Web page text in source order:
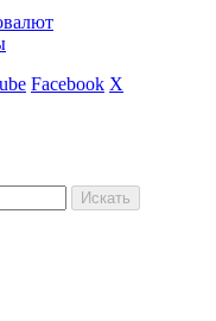
Facebook X